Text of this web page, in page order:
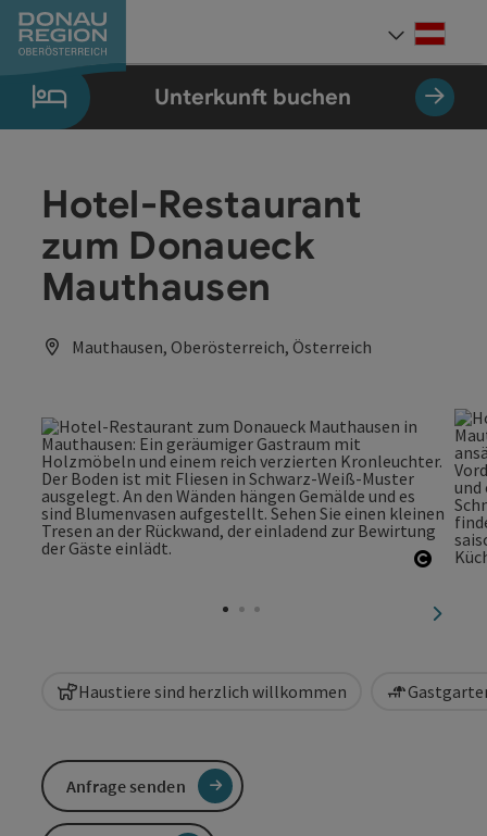
Zum Inhalt
Zur Navigation
Zum Seitenanfang
Zur Kontaktseite
Zum Impressum
Zur Startseite
Unterkunft buchen
Hotel-Restaurant
zum Donaueck
Mauthausen
Mauthausen, Oberösterreich, Österreich
Haustiere sind herzlich willkommen
Anfrage senden